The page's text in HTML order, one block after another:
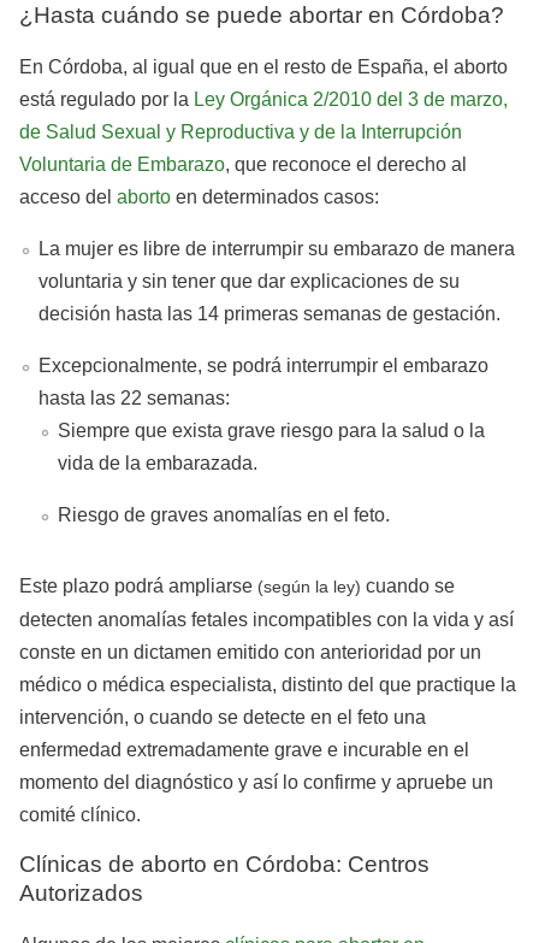
¿Hasta cuándo se puede abortar en Córdoba?
En Córdoba, al igual que en el resto de España, el aborto
está regulado por la Ley Orgánica 2/2010 del 3 de marzo,
de Salud Sexual y Reproductiva y de la Interrupción
Voluntaria de Embarazo, que reconoce el derecho al
acceso del aborto en determinados casos:
La mujer es libre de interrumpir su embarazo de manera
voluntaria y sin tener que dar explicaciones de su
decisión hasta las 14 primeras semanas de gestación.
Excepcionalmente, se podrá interrumpir el embarazo
hasta las 22 semanas:
Siempre que exista grave riesgo para la salud o la
vida de la embarazada.
Riesgo de graves anomalías en el feto.
Este plazo podrá ampliarse (según la ley) cuando se
detecten anomalías fetales incompatibles con la vida y así
conste en un dictamen emitido con anterioridad por un
médico o médica especialista, distinto del que practique la
intervención, o cuando se detecte en el feto una
enfermedad extremadamente grave e incurable en el
momento del diagnóstico y así lo confirme y apruebe un
comité clínico.
Clínicas de aborto en Córdoba: Centros
Autorizados